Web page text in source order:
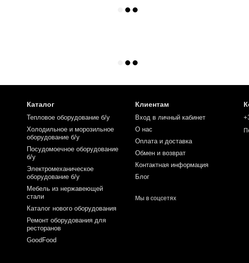
Каталог
Тепловое оборудование б/у
Холодильное и морозильное
оборудование б/у
Посудомоечное оборудование
б/у
Электромеханическое
оборудование б/у
Мебель из нержавеющей
стали
Каталог нового оборудования
Ремонт оборудования для
ресторанов
GoodFood
Клиентам
Вход в личный кабинет
О нас
Оплата и доставка
Обмен и возврат
Контактная информация
Блог
Мы в соцсетях